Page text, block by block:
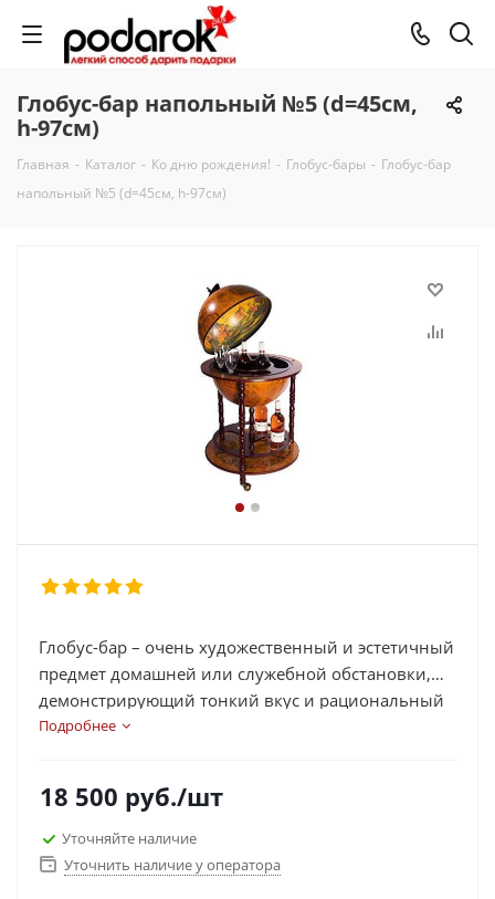
Глобус-бар напольный №5 (d=45см,
h-97см)
Главная - Каталог - Ко дню рождения! - Глобус-бары - Глобус-бар
напольный №5 (d=45см, h-97см)
Глобус-бар – очень художественный и эстетичный
предмет домашней или служебной обстановки,
демонстрирующий тонкий вкус и рациональный
подход его обладателя.
ведь глобус-бар представляет собой очень
практичную и эстетичную разработку
современных дизайнеров интерьера! Делая
Подробнее
18 500 руб./шт
Уточняйте наличие
Уточнить наличие у оператора